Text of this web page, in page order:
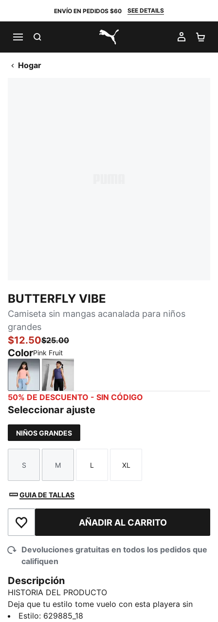
ENVÍO EN PEDIDOS $60 SEE DETAILS
PUMA.com
MI
Hogar
BUTTERFLY VIBE
Camiseta sin mangas acanalada para niños
grandes
$12.50$25.00
ColorPink Fruit
Pink FruitBlue Crystal
50% DE DESCUENTO - SIN CÓDIGO
Seleccionar ajuste
NIÑOS GRANDES
Talla
S
Talla
M
Talla
L
Talla
XL
GUIA DE TALLAS
Añadir a la lista de deseosAÑADIR AL CARRITO
Devoluciones gratuitas en todos los pedidos que
califiquen
Descripción
HISTORIA DEL PRODUCTO
Deja que tu estilo tome vuelo con esta playera sin
mangas juvenil en rib. Con un ícono PUMA Cat
Estilo: 629885_18